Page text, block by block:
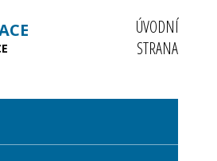
ÚVODNÍ
STRANA